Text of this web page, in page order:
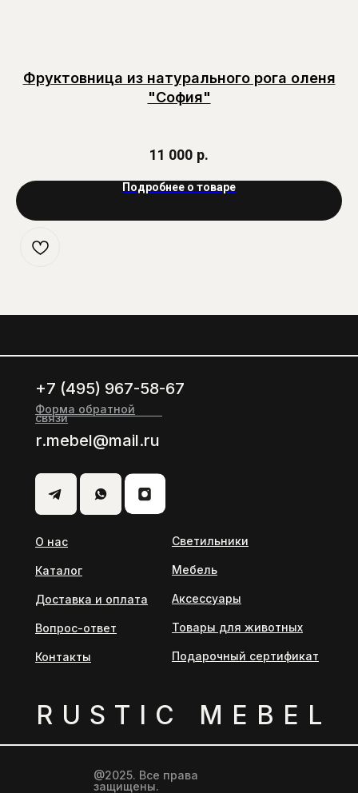
Фруктовница из натурального рога оленя
"София"
11 000 р.
Подробнее о товаре
@2025. Все права
защищены.
RUSTIС MEBEL
Форма обратной
связи
+7 (495) 967-58-67
r.mebel@mail.ru
О нас
Каталог
Вопрос-ответ
Доставка и оплата
Контакты
Светильники
Мебель
Аксессуары
Подарочный сертификат
Товары для животных